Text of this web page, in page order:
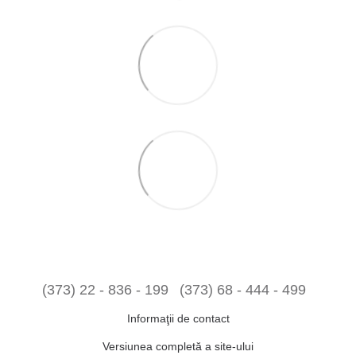
(373) 22 - 836 - 199 (373) 68 - 444 - 499
Informaţii de contact
Versiunea completă a site-ului